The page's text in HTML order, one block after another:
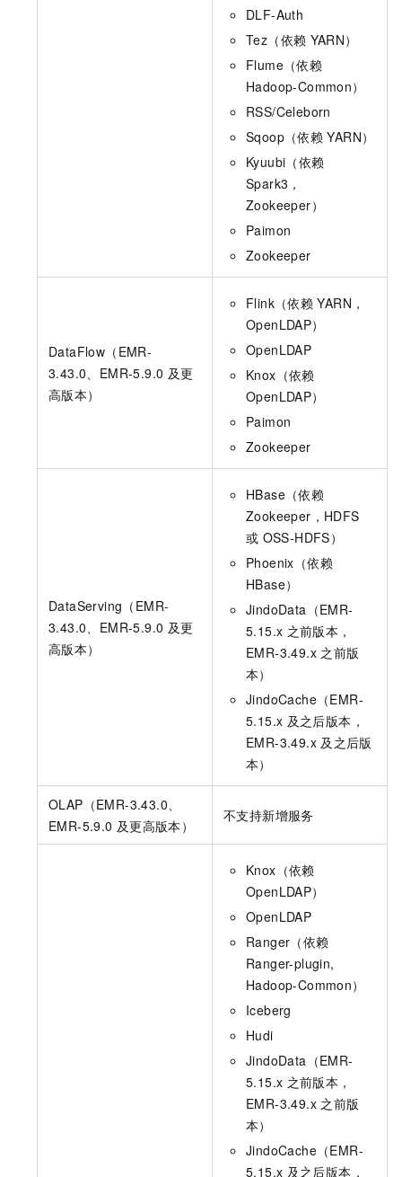
DLF-Auth
Tez（依赖 YARN）
Flume（依赖
Hadoop-Common）
RSS/Celeborn
Sqoop（依赖 YARN）
Kyuubi（依赖
Spark3，
Zookeeper）
Paimon
Zookeeper
DataFlow（EMR-
3.43.0、EMR-5.9.0 及更
高版本）
Flink（依赖 YARN，
OpenLDAP）
OpenLDAP
Knox（依赖
OpenLDAP）
Paimon
Zookeeper
DataServing（EMR-
3.43.0、EMR-5.9.0 及更
高版本）
HBase（依赖
Zookeeper，HDFS
或 OSS-HDFS）
Phoenix（依赖
HBase）
JindoData（EMR-
5.15.x 之前版本，
EMR-3.49.x 之前版
本）
JindoCache（EMR-
5.15.x 及之后版本，
EMR-3.49.x 及之后版
本）
OLAP（EMR-3.43.0、
EMR-5.9.0 及更高版本）
不支持新增服务
Knox（依赖
OpenLDAP）
OpenLDAP
Ranger（依赖
Ranger-plugin,
Hadoop-Common）
Iceberg
Hudi
JindoData（EMR-
5.15.x 之前版本，
EMR-3.49.x 之前版
本）
JindoCache（EMR-
5.15.x 及之后版本，